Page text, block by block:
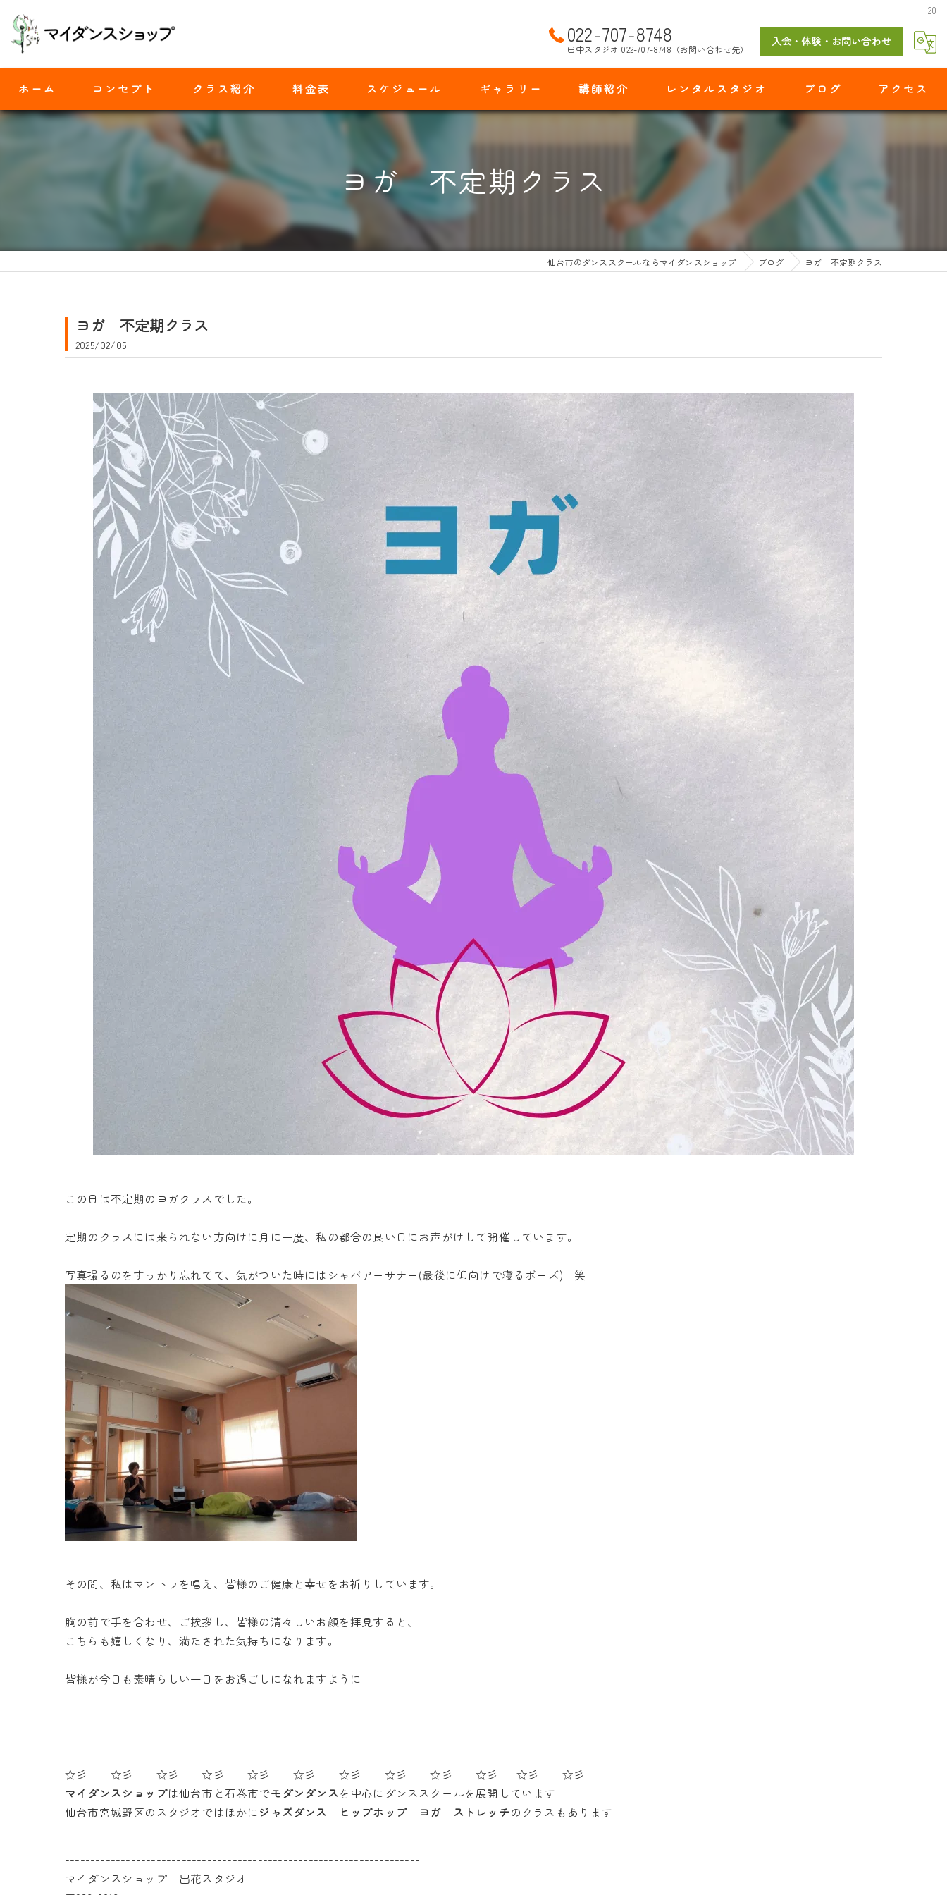
20
022-707-8748
田中スタジオ 022-707-8748（お問い合わせ先）
入会・体験・お問い合わせ
ホーム コンセプト クラス紹介
モダンバレエ
ヒップホップ
ジャズダンス
ストレッチ
料金表 スケジュール ギャラリー 講師紹介 レンタルスタジオ ブログ アクセス
マイダンスショップ 出花スタジオ
ヨガ 不定期クラス
仙台市のダンススクールならマイダンスショップ ブログ ヨガ 不定期クラス
ヨガ 不定期クラス
2025/02/05
この日は不定期のヨガクラスでした。
定期のクラスには来られない方向けに月に一度、私の都合の良い日にお声がけして開催しています。
写真撮るのをすっかり忘れてて、気がついた時にはシャバアーサナー(最後に仰向けで寝るボーズ) 笑
その間、私はマントラを唱え、皆様のご健康と幸せをお祈りしています。
胸の前で手を合わせ、ご挨拶し、皆様の清々しいお顔を拝見すると、
こちらも嬉しくなり、満たされた気持ちになります。
皆様が今日も素晴らしい一日をお過ごしになれますように
☆彡 ☆彡 ☆彡 ☆彡 ☆彡 ☆彡 ☆彡 ☆彡 ☆彡 ☆彡 ☆彡 ☆彡
マイダンスショップは仙台市と石巻市でモダンダンスを中心にダンススクールを展開しています
仙台市宮城野区のスタジオではほかにジャズダンス ヒップホップ ヨガ ストレッチのクラスもあります
----------------------------------------------------------------------
マイダンスショップ 出花スタジオ